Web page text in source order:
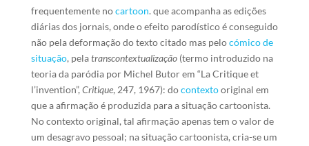
frequentemente nocartoon. que acompanha as edições
diárias dos jornais, onde o efeito parodístico é conseguido
não pela deformação do texto citado mas pelocómico de
situação, pelatranscontextualização (termo introduzido na
teoria da paródia por Michel Butor em “La Critique et
l’invention”, Critique, 247, 1967): docontextooriginal em
que a afirmação é produzida para a situação cartoonista.
No contexto original, tal afirmação apenas tem o valor de
um desagravo pessoal; na situação cartoonista, cria-se um